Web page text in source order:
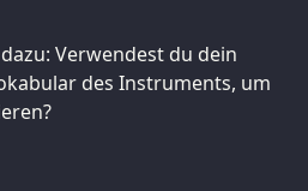
Verwendest du dein
des Instruments, um